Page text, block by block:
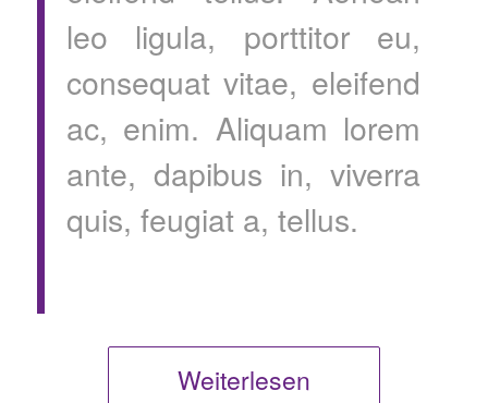
leo ligula, porttitor eu,
consequat vitae, eleifend
ac, enim. Aliquam lorem
ante, dapibus in, viverra
quis, feugiat a, tellus.
Weiterlesen